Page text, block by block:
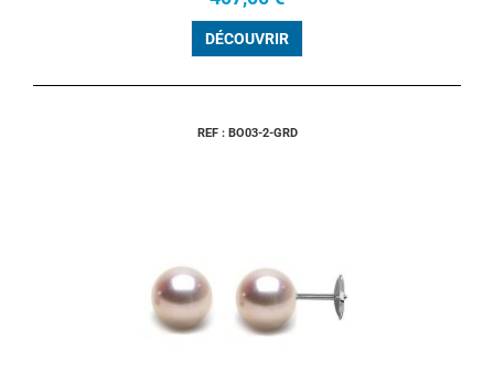
DÉCOUVRIR
REF : BO03-2-GRD